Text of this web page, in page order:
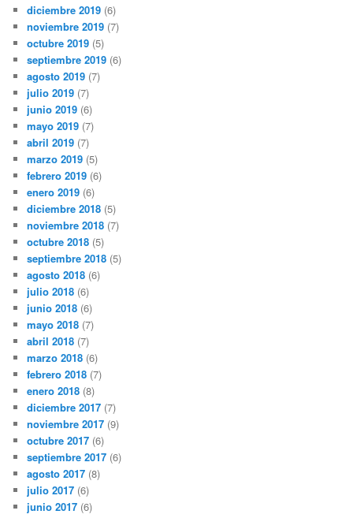
diciembre 2019 (6)
noviembre 2019 (7)
octubre 2019 (5)
septiembre 2019 (6)
agosto 2019 (7)
julio 2019 (7)
junio 2019 (6)
mayo 2019 (7)
abril 2019 (7)
marzo 2019 (5)
febrero 2019 (6)
enero 2019 (6)
diciembre 2018 (5)
noviembre 2018 (7)
octubre 2018 (5)
septiembre 2018 (5)
agosto 2018 (6)
julio 2018 (6)
junio 2018 (6)
mayo 2018 (7)
abril 2018 (7)
marzo 2018 (6)
febrero 2018 (7)
enero 2018 (8)
diciembre 2017 (7)
noviembre 2017 (9)
octubre 2017 (6)
septiembre 2017 (6)
agosto 2017 (8)
julio 2017 (6)
junio 2017 (6)